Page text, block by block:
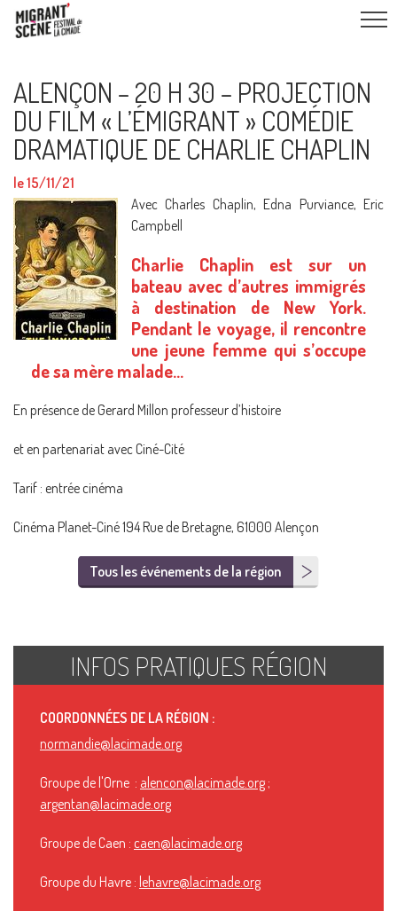
ALENÇON – 20 H 30 – PROJECTION
DU FILM « L’ÉMIGRANT » COMÉDIE
DRAMATIQUE DE CHARLIE CHAPLIN
le 15/11/21
Avec Charles Chaplin, Edna Purviance, Eric
Campbell
Charlie Chaplin est sur un
bateau avec d’autres immigrés
à destination de New York.
Pendant le voyage, il rencontre
une jeune femme qui s’occupe
de sa mère malade…
En présence de Gerard Millon professeur d’histoire
et en partenariat avec Ciné-Cité
Tarif : entrée cinéma
Cinéma Planet-Ciné 194 Rue de Bretagne, 61000 Alençon
Tous les événements de la région
INFOS PRATIQUES RÉGION
COORDONNÉES DE LA RÉGION :
normandie@lacimade.org
Groupe de l'Orne : alencon@lacimade.org ;
argentan@lacimade.org
Groupe de Caen : caen@lacimade.org
Groupe du Havre : lehavre@lacimade.org